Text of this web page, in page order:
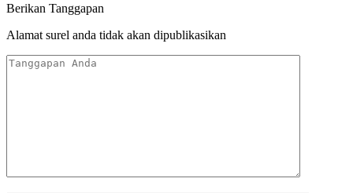
Berikan Tanggapan
Alamat surel anda tidak akan dipublikasikan